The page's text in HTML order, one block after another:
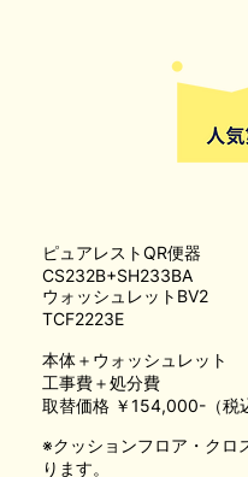
※クッションフロア・クロ
ります。
ピュアレストQR便器
CS232B+SH233BA
ウォッシュレットBV2
TCF2223E
本体＋ウォッシュレット
工事費＋処分費
取替価格 ￥154,000-（税